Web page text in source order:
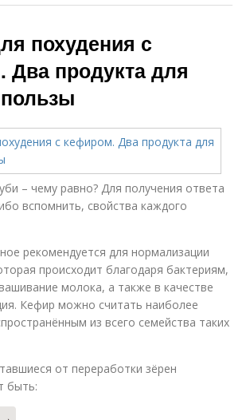
похудения с
Два продукта для
– чему равно? Для получения ответа
вспомнить, свойства каждого
рекомендуется для нормализации
происходит благодаря бактериям,
молока, а также в качестве
Кефир можно считать наиболее
из всего семейства таких
от переработки зёрен
быть: